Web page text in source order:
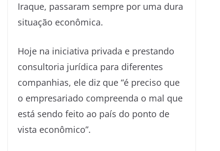
Iraque, passaram sempre por uma dura
situação econômica.
Hoje na iniciativa privada e prestando
consultoria jurídica para diferentes
companhias, ele diz que “é preciso que
o empresariado compreenda o mal que
está sendo feito ao país do ponto de
vista econômico”.